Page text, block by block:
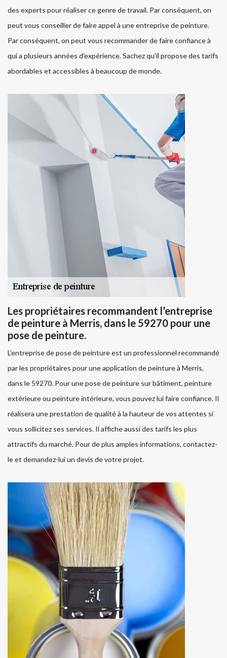
des experts pour réaliser ce genre de travail. Par conséquent, on
peut vous conseiller de faire appel à une entreprise de peinture.
Par conséquent, on peut vous recommander de faire confiance à
qui a plusieurs années d'expérience. Sachez qu'il propose des tarifs
abordables et accessibles à beaucoup de monde.
Les propriétaires recommandent l’entreprise
de peinture à Merris, dans le 59270 pour une
pose de peinture.
L’entreprise de pose de peinture est un professionnel recommandé
par les propriétaires pour une application de peinture à Merris,
dans le 59270. Pour une pose de peinture sur bâtiment, peinture
extérieure ou peinture intérieure, vous pouvez lui faire confiance. Il
réalisera une prestation de qualité à la hauteur de vos attentes si
vous sollicitez ses services. Il affiche aussi des tarifs les plus
attractifs du marché. Pour de plus amples informations, contactez-
le et demandez-lui un devis de votre projet.